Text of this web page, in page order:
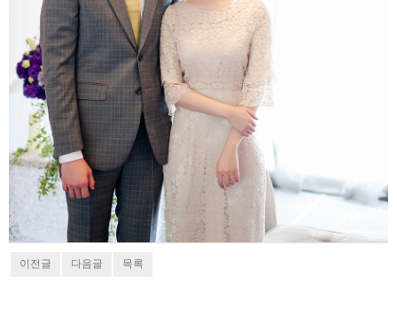
이전글 다음글 목록